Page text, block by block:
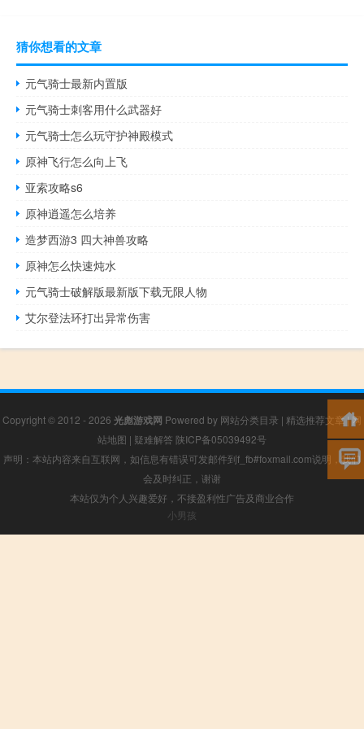
猜你想看的文章
元气骑士最新内置版
元气骑士刺客用什么武器好
元气骑士怎么玩守护神殿模式
原神飞行怎么向上飞
亚索攻略s6
原神逍遥怎么培养
造梦西游3 四大神兽攻略
原神怎么快速炖水
元气骑士破解版最新版下载无限人物
艾尔登法环打出异常伤害
Copyright © 2012 - 2026 光彪游戏网 Powered by 网站分类目录 | 精选推荐文章|网
站地图 | 疑难解答 陕ICP备05039492号
声明：本站内容来自互联网，如信息有错误可发邮件到f_fb#foxmail.com说明，我们
会及时纠正，谢谢
本站仅为个人兴趣爱好，不接盈利性广告及商业合作
小男孩